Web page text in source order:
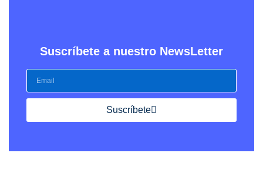
Suscríbete a nuestro NewsLetter
Suscríbete